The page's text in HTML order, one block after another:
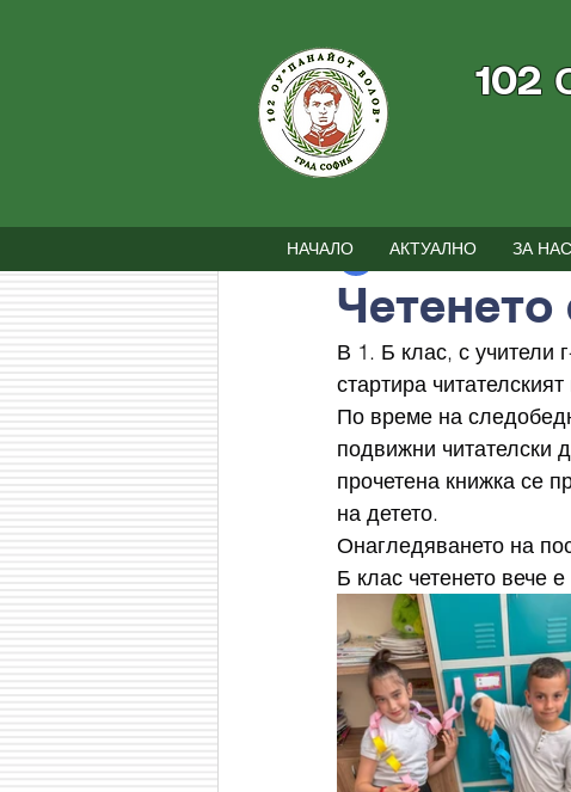
Всички постове
102 ОУ 15.05 време
В 1. Б клас, с
стартира
По време на
подвижни читателски
прочетена книжка се
на детето.
Онагледяването на
Б клас четенето вече
102
НАЧАЛО АКТУАЛНО ЗА НАС